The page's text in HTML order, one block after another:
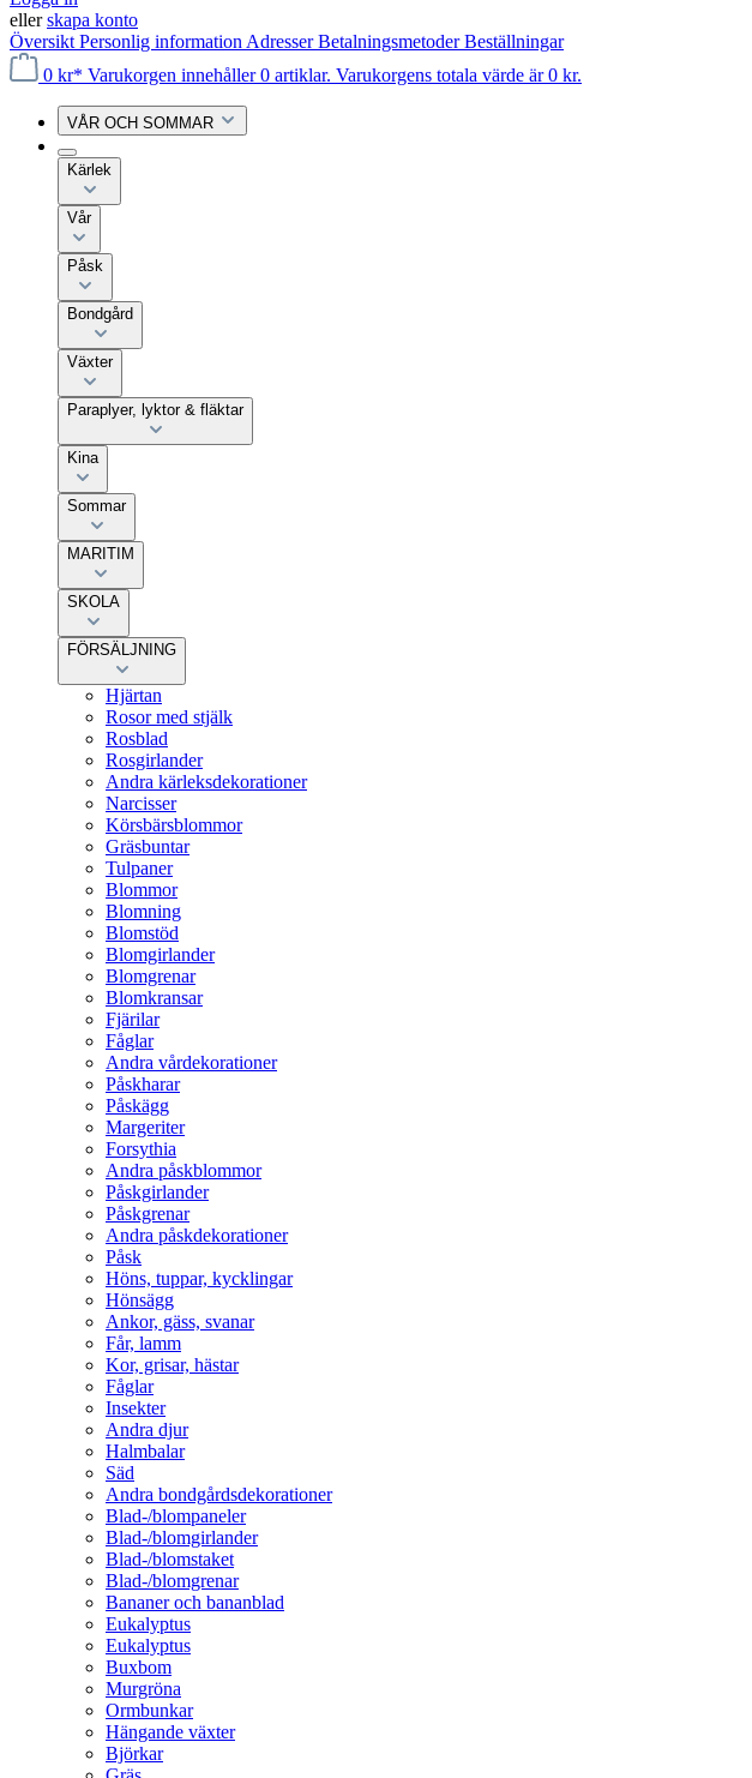
ellerskapa konto
Översikt Personlig information AdresserBetalningsmetoderBeställningar
0 kr* Varukorgen innehåller 0 artiklar. Varukorgens totala värde är 0 kr.
VÅR OCH SOMMAR
Kärlek
Vår
Påsk
Bondgård
Växter
Paraplyer, lyktor & fläktar
Kina
Sommar
MARITIM
SKOLA
FÖRSÄLJNING
Hjärtan
Rosor med stjälk
Rosblad
Rosgirlander
Andra kärleksdekorationer
Narcisser
Körsbärsblommor
Gräsbuntar
Tulpaner
Blommor
Blomning
Blomstöd
Blomgirlander
Blomgrenar
Blomkransar
Fjärilar
Fåglar
Andra vårdekorationer
Påskharar
Påskägg
Margeriter
Forsythia
Andra påskblommor
Påskgirlander
Påskgrenar
Andra påskdekorationer
Påsk
Höns, tuppar, kycklingar
Hönsägg
Ankor, gäss, svanar
Får, lamm
Kor, grisar, hästar
Fåglar
Insekter
Andra djur
Halmbalar
Säd
Andra bondgårdsdekorationer
Blad-/blompaneler
Blad-/blomgirlander
Blad-/blomstaket
Blad-/blomgrenar
Bananer och bananblad
Eukalyptus
Eukalyptus
Buxbom
Murgröna
Ormbunkar
Hängande växter
Björkar